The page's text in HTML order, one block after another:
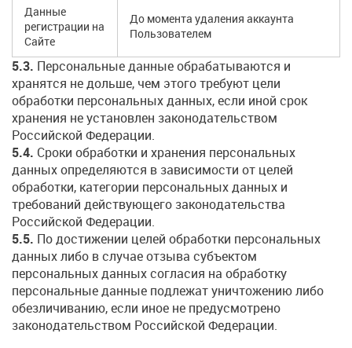
Данные
регистрации на
Сайте
До момента удаления аккаунта
Пользователем
5.3. Персональные данные обрабатываются и
хранятся не дольше, чем этого требуют цели
обработки персональных данных, если иной срок
хранения не установлен законодательством
Российской Федерации.
5.4. Сроки обработки и хранения персональных
данных определяются в зависимости от целей
обработки, категории персональных данных и
требований действующего законодательства
Российской Федерации.
5.5. По достижении целей обработки персональных
данных либо в случае отзыва субъектом
персональных данных согласия на обработку
персональные данные подлежат уничтожению либо
обезличиванию, если иное не предусмотрено
законодательством Российской Федерации.